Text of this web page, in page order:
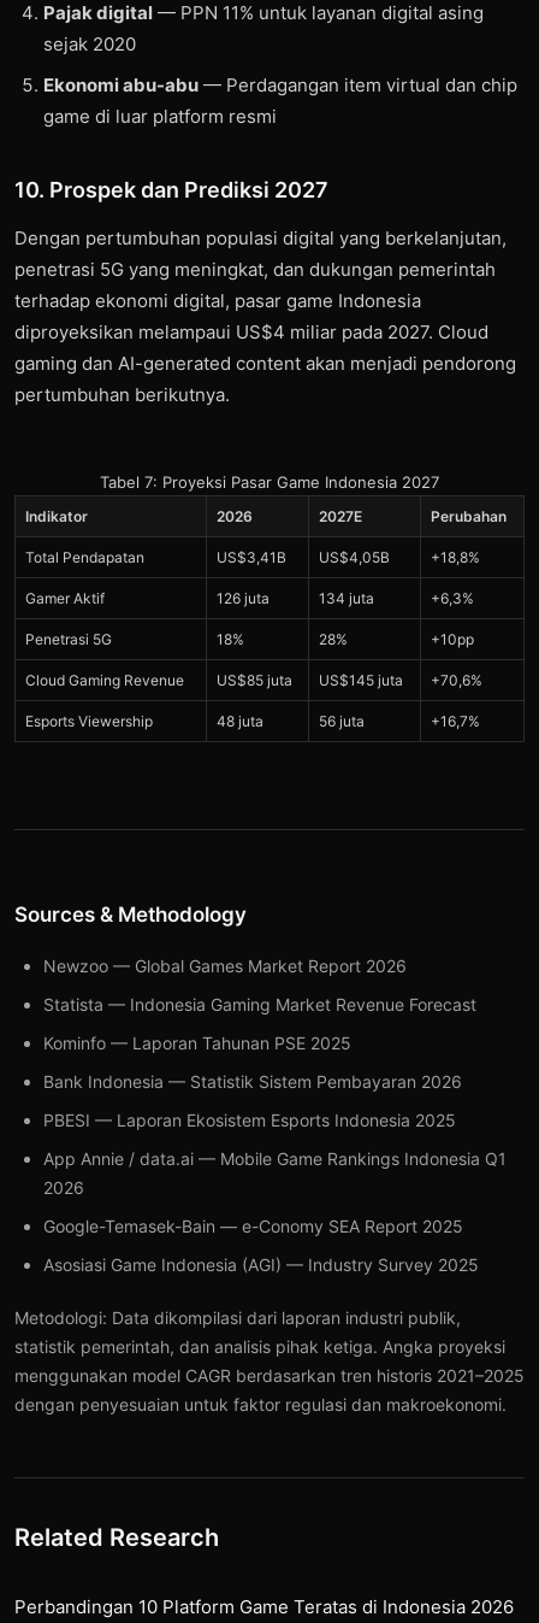
Pajak digital — PPN 11% untuk layanan digital asing
sejak 2020
Ekonomi abu-abu — Perdagangan item virtual dan chip
game di luar platform resmi
10. Prospek dan Prediksi 2027
Dengan pertumbuhan populasi digital yang berkelanjutan,
penetrasi 5G yang meningkat, dan dukungan pemerintah
terhadap ekonomi digital, pasar game Indonesia
diproyeksikan melampaui US$4 miliar pada 2027. Cloud
gaming dan AI-generated content akan menjadi pendorong
pertumbuhan berikutnya.
Tabel 7: Proyeksi Pasar Game Indonesia 2027
Indikator 2026 2027E Perubahan
Total Pendapatan US$3,41B US$4,05B +18,8%
Gamer Aktif 126 juta 134 juta +6,3%
Penetrasi 5G 18% 28% +10pp
Cloud Gaming Revenue US$85 juta US$145 juta +70,6%
Esports Viewership 48 juta 56 juta +16,7%
Sources & Methodology
Newzoo — Global Games Market Report 2026
Statista — Indonesia Gaming Market Revenue Forecast
Kominfo — Laporan Tahunan PSE 2025
Bank Indonesia — Statistik Sistem Pembayaran 2026
PBESI — Laporan Ekosistem Esports Indonesia 2025
App Annie / data.ai — Mobile Game Rankings Indonesia Q1
2026
Google-Temasek-Bain — e-Conomy SEA Report 2025
Asosiasi Game Indonesia (AGI) — Industry Survey 2025
Metodologi: Data dikompilasi dari laporan industri publik,
statistik pemerintah, dan analisis pihak ketiga. Angka proyeksi
menggunakan model CAGR berdasarkan tren historis 2021–2025
dengan penyesuaian untuk faktor regulasi dan makroekonomi.
Related Research
Perbandingan 10 Platform Game Teratas di Indonesia 2026